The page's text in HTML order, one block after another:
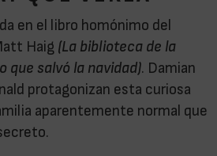
en el libro homónimo del
Haig (La biblioteca de la
que salvó la navidad). Damian
protagonizan esta curiosa
aparentemente normal que